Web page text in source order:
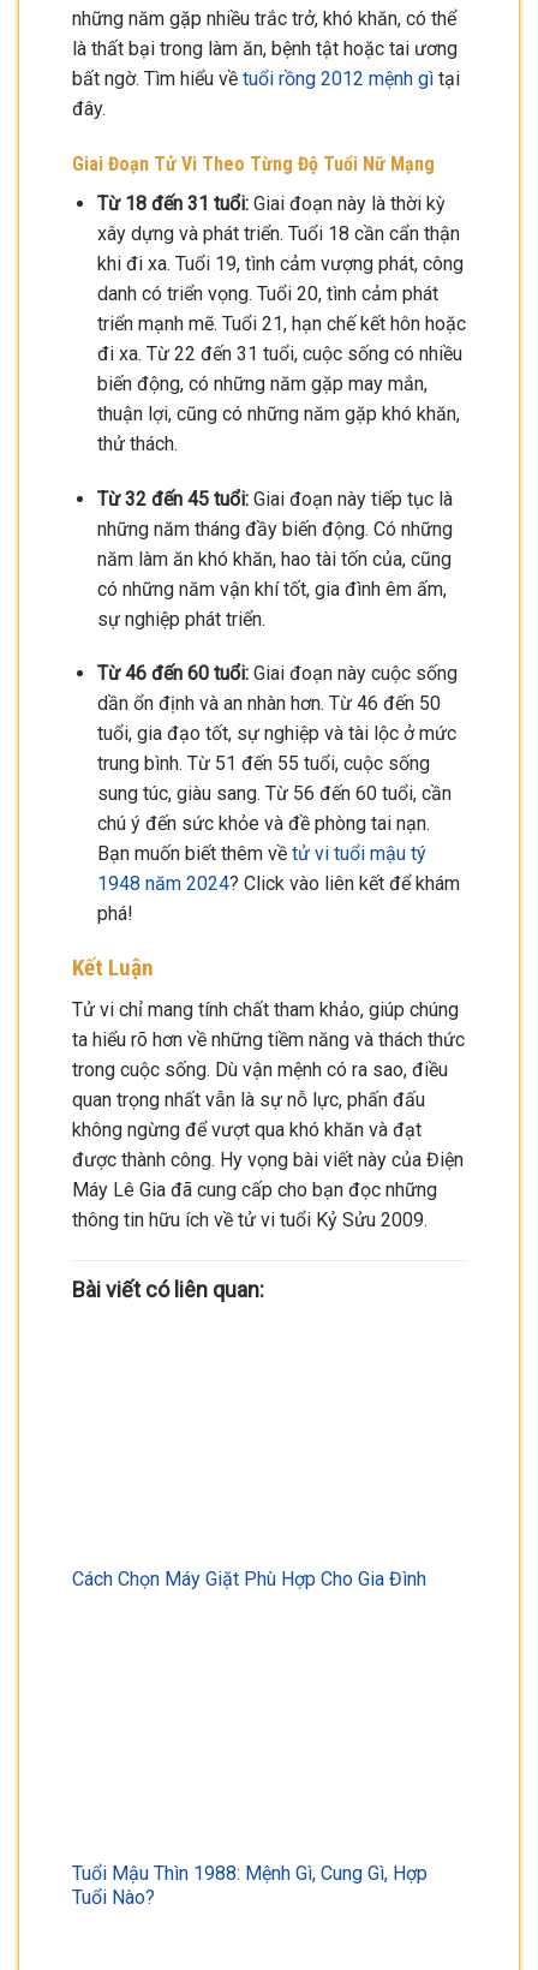
những năm gặp nhiều trắc trở, khó khăn, có thể
là thất bại trong làm ăn, bệnh tật hoặc tai ương
bất ngờ. Tìm hiểu về tuổi rồng 2012 mệnh gì tại
đây.
Giai Đoạn Tử Vi Theo Từng Độ Tuổi Nữ Mạng
Từ 18 đến 31 tuổi:Giai đoạn này là thời kỳ
xây dựng và phát triển. Tuổi 18 cần cẩn thận
khi đi xa. Tuổi 19, tình cảm vượng phát, công
danh có triển vọng. Tuổi 20, tình cảm phát
triển mạnh mẽ. Tuổi 21, hạn chế kết hôn hoặc
đi xa. Từ 22 đến 31 tuổi, cuộc sống có nhiều
biến động, có những năm gặp may mắn,
thuận lợi, cũng có những năm gặp khó khăn,
thử thách.
Từ 32 đến 45 tuổi:Giai đoạn này tiếp tục là
những năm tháng đầy biến động. Có những
năm làm ăn khó khăn, hao tài tốn của, cũng
có những năm vận khí tốt, gia đình êm ấm,
sự nghiệp phát triển.
Từ 46 đến 60 tuổi:Giai đoạn này cuộc sống
dần ổn định và an nhàn hơn. Từ 46 đến 50
tuổi, gia đạo tốt, sự nghiệp và tài lộc ở mức
trung bình. Từ 51 đến 55 tuổi, cuộc sống
sung túc, giàu sang. Từ 56 đến 60 tuổi, cần
chú ý đến sức khỏe và đề phòng tai nạn.
Bạn muốn biết thêm về tử vi tuổi mậu tý
1948 năm 2024? Click vào liên kết để khám
phá!
Kết Luận
Tử vi chỉ mang tính chất tham khảo, giúp chúng
ta hiểu rõ hơn về những tiềm năng và thách thức
trong cuộc sống. Dù vận mệnh có ra sao, điều
quan trọng nhất vẫn là sự nỗ lực, phấn đấu
không ngừng để vượt qua khó khăn và đạt
được thành công. Hy vọng bài viết này của Điện
Máy Lê Gia đã cung cấp cho bạn đọc những
thông tin hữu ích về tử vi tuổi Kỷ Sửu 2009.
Bài viết có liên quan:
Cách Chọn Máy Giặt Phù Hợp Cho Gia Đình
Tuổi Mậu Thìn 1988: Mệnh Gì, Cung Gì, Hợp
Tuổi Nào?